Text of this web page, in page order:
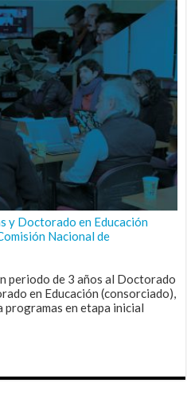
y Doctorado en Educación
Nacional de
periodo de 3 años al Doctorado
en Educación (consorciado),
programas en etapa inicial